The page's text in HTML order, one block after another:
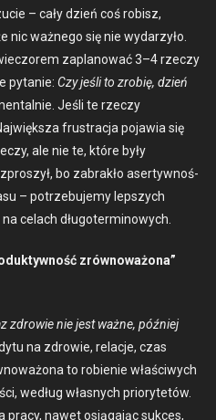
– cały dzień coś robisz,
ważnego się nie wydarzyło.
zaplanować 3–4 rzeczy
pytanie: Czy jeśli to zro­bię, dzień
Jeśli te rzeczy
frus­trac­ja pojaw­ia się
ale nie te, które były
bo zabrakło aser­ty­wnoś­
– potrze­bu­je­my lep­szych
celach dłu­goter­mi­nowych.
zrównoważona”
zdrowie nie jest ważne, później
na zdrowie, relac­je, czas
to robi­e­nie właś­ci­wych
według włas­nych pri­o­ry­tetów.
pra­cy, nawet osią­ga­jąc sukces,